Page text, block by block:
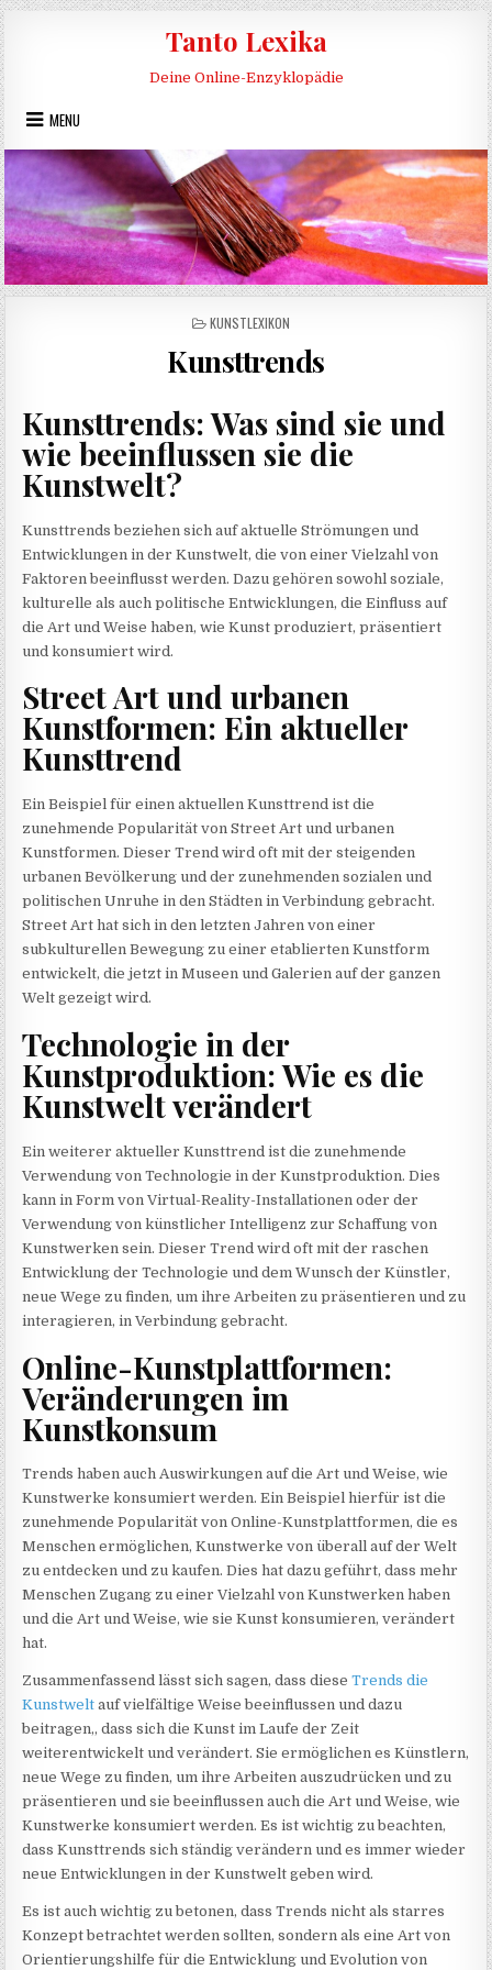
Skip to content
Tanto Lexika
Deine Online-Enzyklopädie
MENU
POSTED IN
KUNSTLEXIKON
Kunsttrends
Kunsttrends: Was sind sie und
wie beeinflussen sie die
Kunstwelt?
Kunsttrends beziehen sich auf aktuelle Strömungen und
Entwicklungen in der Kunstwelt, die von einer Vielzahl von
Faktoren beeinflusst werden. Dazu gehören sowohl soziale,
kulturelle als auch politische Entwicklungen, die Einfluss auf
die Art und Weise haben, wie Kunst produziert, präsentiert
und konsumiert wird.
Street Art und urbanen
Kunstformen: Ein aktueller
Kunsttrend
Ein Beispiel für einen aktuellen Kunsttrend ist die
zunehmende Popularität von Street Art und urbanen
Kunstformen. Dieser Trend wird oft mit der steigenden
urbanen Bevölkerung und der zunehmenden sozialen und
politischen Unruhe in den Städten in Verbindung gebracht.
Street Art hat sich in den letzten Jahren von einer
subkulturellen Bewegung zu einer etablierten Kunstform
entwickelt, die jetzt in Museen und Galerien auf der ganzen
Welt gezeigt wird.
Technologie in der
Kunstproduktion: Wie es die
Kunstwelt verändert
Ein weiterer aktueller Kunsttrend ist die zunehmende
Verwendung von Technologie in der Kunstproduktion. Dies
kann in Form von Virtual-Reality-Installationen oder der
Verwendung von künstlicher Intelligenz zur Schaffung von
Kunstwerken sein. Dieser Trend wird oft mit der raschen
Entwicklung der Technologie und dem Wunsch der Künstler,
neue Wege zu finden, um ihre Arbeiten zu präsentieren und zu
interagieren, in Verbindung gebracht.
Online-Kunstplattformen:
Veränderungen im
Kunstkonsum
Trends haben auch Auswirkungen auf die Art und Weise, wie
Kunstwerke konsumiert werden. Ein Beispiel hierfür ist die
zunehmende Popularität von Online-Kunstplattformen, die es
Menschen ermöglichen, Kunstwerke von überall auf der Welt
zu entdecken und zu kaufen. Dies hat dazu geführt, dass mehr
Menschen Zugang zu einer Vielzahl von Kunstwerken haben
und die Art und Weise, wie sie Kunst konsumieren, verändert
hat.
Zusammenfassend lässt sich sagen, dass dieseTrends die
Kunstwelt auf vielfältige Weise beeinflussen und dazu
beitragen,, dass sich die Kunst im Laufe der Zeit
weiterentwickelt und verändert. Sie ermöglichen es Künstlern,
neue Wege zu finden, um ihre Arbeiten auszudrücken und zu
präsentieren und sie beeinflussen auch die Art und Weise, wie
Kunstwerke konsumiert werden. Es ist wichtig zu beachten,
dass Kunsttrends sich ständig verändern und es immer wieder
neue Entwicklungen in der Kunstwelt geben wird.
Es ist auch wichtig zu betonen, dass Trends nicht als starres
Konzept betrachtet werden sollten, sondern als eine Art von
Orientierungshilfe für die Entwicklung und Evolution von